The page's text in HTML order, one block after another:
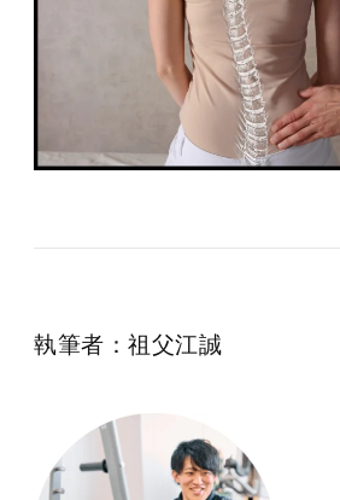
執筆者：祖父江誠